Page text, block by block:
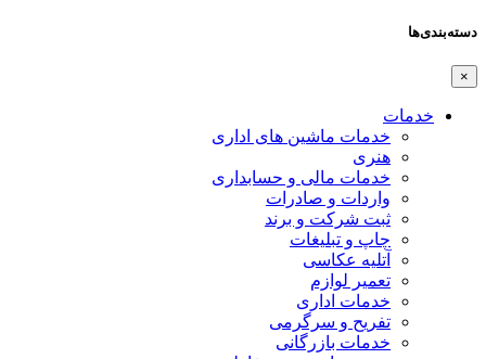
دسته‌بندی‌ها
×
خدمات
خدمات ماشین های اداری
هنری
خدمات مالی و حسابداری
واردات و صادرات
ثبت شرکت و برند
چاپ و تبلیغات
آتلیه عکاسی
تعمیر لوازم
خدمات اداری
تفریح و سرگرمی
خدمات بازرگانی